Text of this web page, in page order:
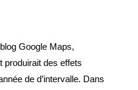
Google Maps,
produirait des effets
de d’intervalle. Dans